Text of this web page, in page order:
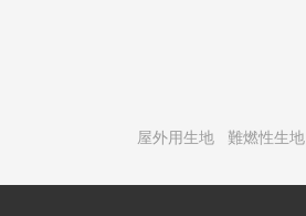
屋外用生地 難燃性生地